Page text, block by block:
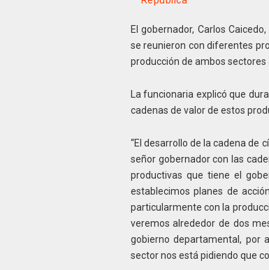
El gobernador, Carlos
se reunieron con diferentes
producción de ambos sectores
La funcionaria explicó que
cadenas de valor de estos
“El desarrollo de la cadena de
señor gobernador con las
productivas que tiene el
establecimos planes de
particularmente con la
veremos alrededor de dos
gobierno departamental, por
sector nos está pidiendo que